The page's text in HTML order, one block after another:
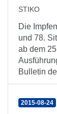
STIKO
Die
und 78.
ab dem
Bulletin
2015-08-24